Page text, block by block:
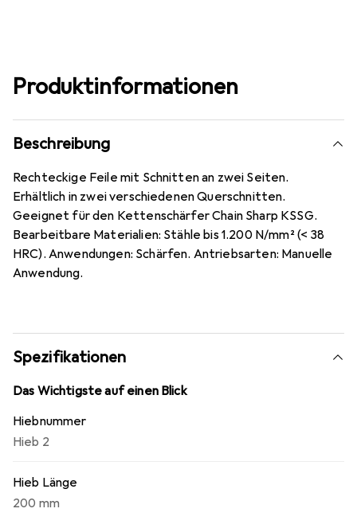
Produktinformationen
Beschreibung
Rechteckige Feile mit Schnitten an zwei Seiten.
Erhältlich in zwei verschiedenen Querschnitten.
Geeignet für den Kettenschärfer Chain Sharp KSSG.
Bearbeitbare Materialien: Stähle bis 1.200 N/mm² (< 38
HRC). Anwendungen: Schärfen. Antriebsarten: Manuelle
Anwendung.
Spezifikationen
Das Wichtigste auf einen Blick
Hiebnummer
Hieb 2
Hieb Länge
200 mm